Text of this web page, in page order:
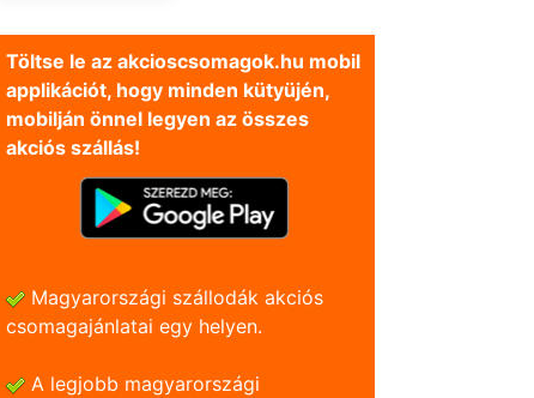
Töltse le az akcioscsomagok.hu mobil
applikációt, hogy minden kütyüjén,
mobilján önnel legyen az összes
akciós szállás!
Magyarországi szállodák akciós
csomagajánlatai egy helyen.
A legjobb magyarországi